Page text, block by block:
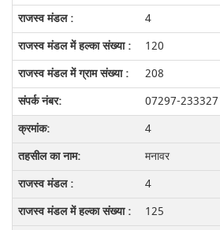
4
120
208
07297-233327
4
मनावर
4
125